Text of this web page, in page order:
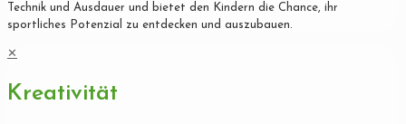
Technik und Ausdauer und bietet den Kindern die Chance, ihr
sportliches Potenzial zu entdecken und auszubauen.
✕
Kreativität